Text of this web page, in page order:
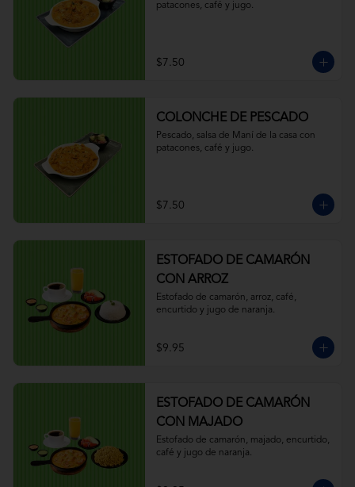
patacones, café y jugo.
$7.50
COLONCHE DE PESCADO
Pescado, salsa de Maní de la casa con
patacones, café y jugo.
$7.50
ESTOFADO DE CAMARÓN
CON ARROZ
Estofado de camarón, arroz, café,
encurtido y jugo de naranja.
$9.95
ESTOFADO DE CAMARÓN
CON MAJADO
Estofado de camarón, majado, encurtido,
café y jugo de naranja.